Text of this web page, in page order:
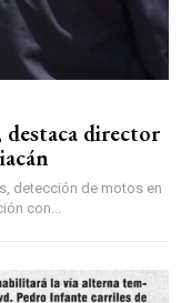
director
detección de motos en
con...